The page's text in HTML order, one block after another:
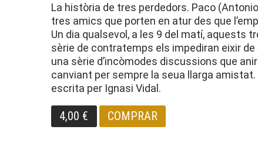
La història de tres perdedors. Paco
tres amics que porten en atur des que
Un dia qualsevol, a les 9 del matí, aquests
sèrie de contratemps els impediran eixir
una sèrie d’incòmodes discussions que
canviant per sempre la seua llarga
escrita per Ignasi Vidal.
4,00 € COMPRAR